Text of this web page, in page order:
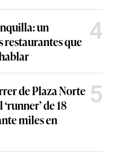
un
que 4
de Plaza Norte
de 18
miles en
5